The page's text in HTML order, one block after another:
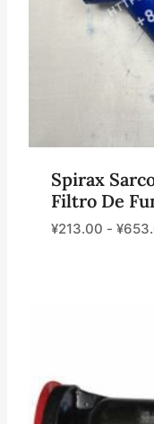
Spirax
Filtro De
¥213.00 - ¥